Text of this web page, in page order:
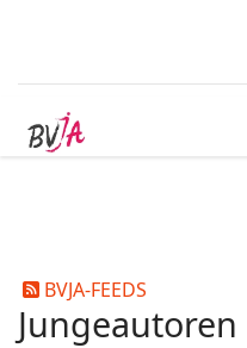
BVJA-FEEDS
Jungeautoren